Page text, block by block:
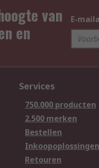
van
en
E-
Services
750.000 producten
2.500 merken
Bestellen
Inkoopoplossingen
Retouren